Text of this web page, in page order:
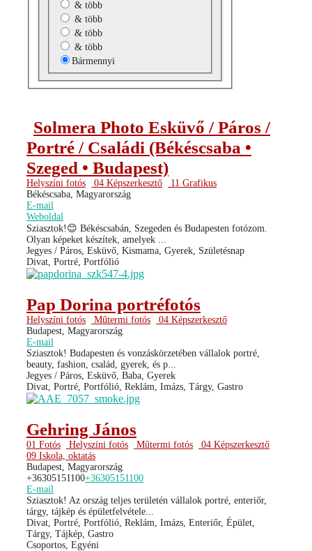
& több
& több
& több
& több
Bármennyi
Solmera Photo Esküvő / Páros /
Portré / Családi (Békéscsaba •
Szeged • Budapest)
Helyszíni fotós 04 Képszerkesztő
11 Grafikus
Békéscsaba, Magyarország
E-mail
Weboldal
Sziasztok!😊 Békéscsabán, Szegeden és Budapesten fotózom.
Olyan képeket készítek, amelyek ...
Jegyes / Páros, Esküvő, Kismama, Gyerek, Születésnap
Divat, Portré, Portfólió
Pap Dorina portréfotós
Helyszíni fotós Műtermi fotós
04 Képszerkesztő
Budapest, Magyarország
E-mail
Sziasztok! Budapesten és vonzáskörzetében vállalok portré,
beauty, fashion, család, gyerek, és p...
Jegyes / Páros, Esküvő, Baba, Gyerek
Divat, Portré, Portfólió, Reklám, Imázs, Tárgy, Gastro
Gehring János
01 Fotós Helyszíni fotós Műtermi fotós
04 Képszerkesztő
09 Iskola, oktatás
Budapest, Magyarország
+36305151100+36305151100
E-mail
Sziasztok! Az ország teljes területén vállalok portré, enteriőr,
tárgy, tájkép és épületfelvétele...
Divat, Portré, Portfólió, Reklám, Imázs, Enteriőr, Épület,
Tárgy, Tájkép, Gastro
Csoportos, Egyéni